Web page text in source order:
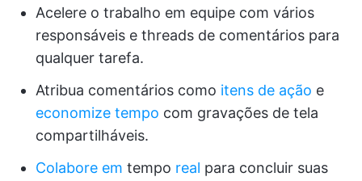
Acelere o trabalho em equipe com vários
responsáveis e threads de comentários para
qualquer tarefa.
Atribua comentários como itens de ação e
economize tempo com gravações de tela
compartilháveis.
Colabore em tempo real para concluir suas